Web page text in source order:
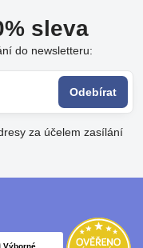
sleva
do newsletteru:
Odebírat
za účelem zasílání